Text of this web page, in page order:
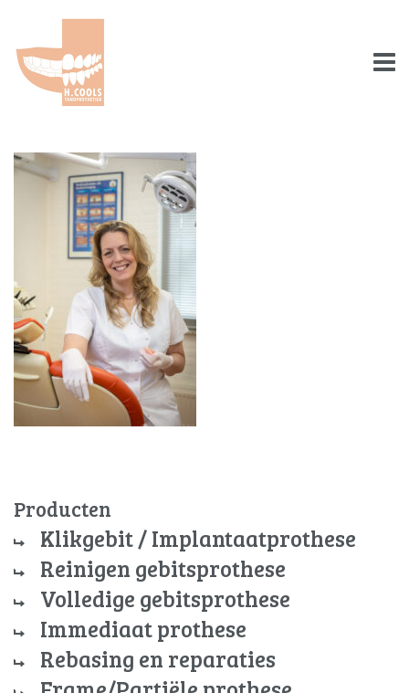
Producten
Klikgebit / Implantaatprothese
Reinigen gebitsprothese
Volledige gebitsprothese
Immediaat prothese
Rebasing en reparaties